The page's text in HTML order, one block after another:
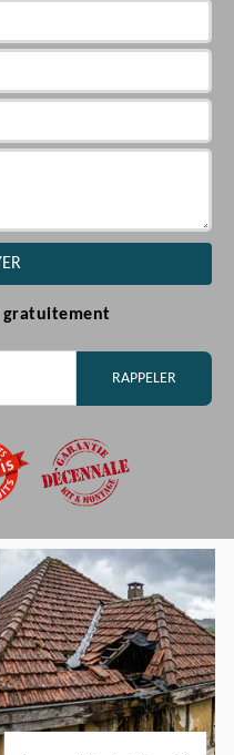
gratuitement